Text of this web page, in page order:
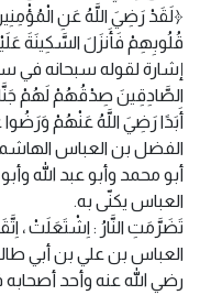
﴿لَقَدْ رَضِيَ اللَّهُ عَنِ
قُلُوبِهِمْ فَأَنزَلَ السَّكِينَةَ
إشارة لقوله سبحانه في
الصَّادِقِينَ صِدْقُهُمْ لَهُمْ
أَبَدًا رَضِيَ اللَّهُ عَنْهُمْ وَرَضُوا
أبو محمد وأبو عبد الله
العباس يكنّى به.
تَضَرَّمَتِ النَّارُ : اِشْتَعَلَتْ ،
العباس بن علي بن أبي
رضي الله عنه وأحد